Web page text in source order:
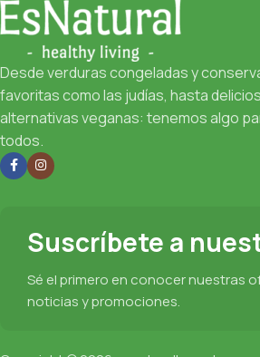
Desde verduras congeladas y
favoritas como las judías, hasta
alternativas veganas: tenemos algo
todos.
Suscríbete a
Sé el primero en conocer nuestras
noticias y promociones.